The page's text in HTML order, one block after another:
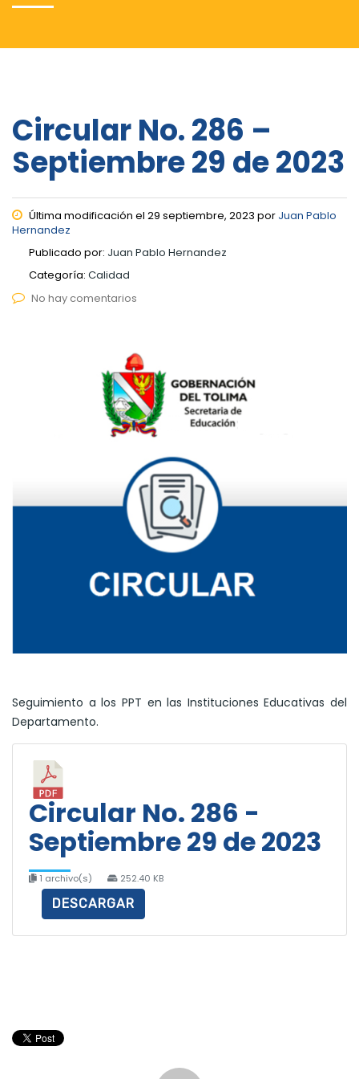
Circular No. 286 –
Septiembre 29 de 2023
Última modificación el 29 septiembre, 2023 por Juan Pablo
Hernandez
Publicado por: Juan Pablo Hernandez
Categoría: Calidad
No hay comentarios
Seguimiento a los PPT en las Instituciones Educativas del
Departamento.
Circular No. 286 -
Septiembre 29 de 2023
1 archivo(s) 252.40 KB
DESCARGAR